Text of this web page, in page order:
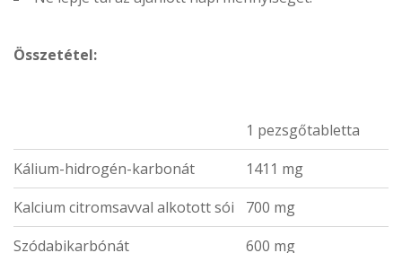
Összetétel:
1 pezsgőtabletta
Kálium-hidrogén-karbonát
1411 mg
Kalcium citromsavval alkotott sói
700 mg
Szódabikarbónát
600 mg